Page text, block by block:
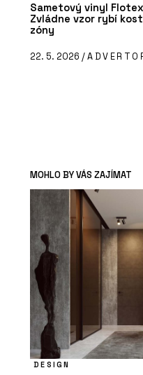
Sametový vinyl
Zvládne vzor rybí
zóny
22. 5. 2026 /
MOHLO BY VÁS ZAJÍMAT
DESIGN